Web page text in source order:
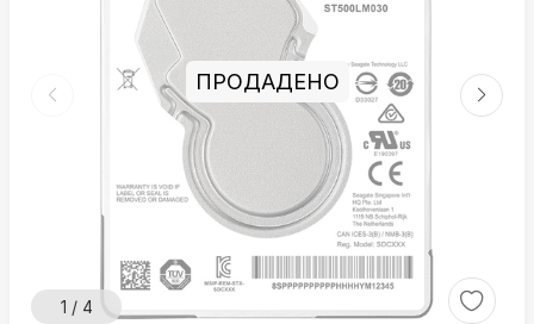
1 / 4
ПРОДАДЕНО